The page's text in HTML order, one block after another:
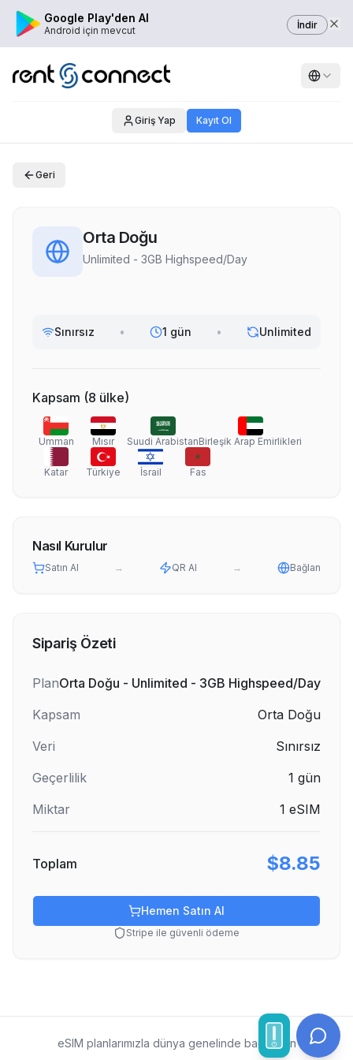
Google Play'den Al
Android için mevcut İndir
Giriş Yap Kayıt Ol
Geri
Orta Doğu
Unlimited - 3GB Highspeed/Day
Sınırsız • 1 gün • Unlimited
Kapsam (8 ülke)
Umman Mısır Suudi ArabistanBirleşik Arap Emirlikleri
Katar Türkiye İsrail Fas
Nasıl Kurulur
Satın Al → QR Al → Bağlan
Sipariş Özeti
PlanOrta Doğu - Unlimited - 3GB Highspeed/Day
Kapsam
Orta Doğu
Veri
Sınırsız
Geçerlilik
1 gün
Miktar
1 eSIM
Toplam $8.85
Hemen Satın Al
Stripe ile güvenli ödeme
eSIM planlarımızla dünya genelinde bağlı kalın